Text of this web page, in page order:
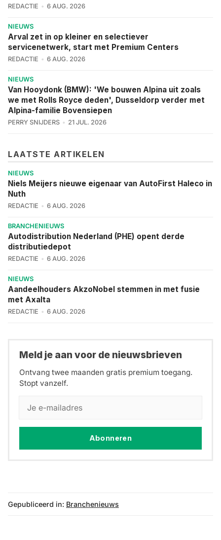
REDACTIE 6 AUG. 2026
NIEUWS
Arval zet in op kleiner en selectiever
servicenetwerk, start met Premium Centers
REDACTIE 6 AUG. 2026
NIEUWS
Van Hooydonk (BMW): 'We bouwen Alpina uit zoals
we met Rolls Royce deden', Dusseldorp verder met
Alpina-familie Bovensiepen
PERRY SNIJDERS 21 JUL. 2026
LAATSTE ARTIKELEN
NIEUWS
Niels Meijers nieuwe eigenaar van AutoFirst Haleco in
Nuth
REDACTIE 6 AUG. 2026
BRANCHENIEUWS
Autodistribution Nederland (PHE) opent derde
distributiedepot
REDACTIE 6 AUG. 2026
NIEUWS
Aandeelhouders AkzoNobel stemmen in met fusie
met Axalta
REDACTIE 6 AUG. 2026
Meld je aan voor de nieuwsbrieven
Ontvang twee maanden gratis premium toegang.
Stopt vanzelf.
Abonneren
Gepubliceerd in: Branchenieuws